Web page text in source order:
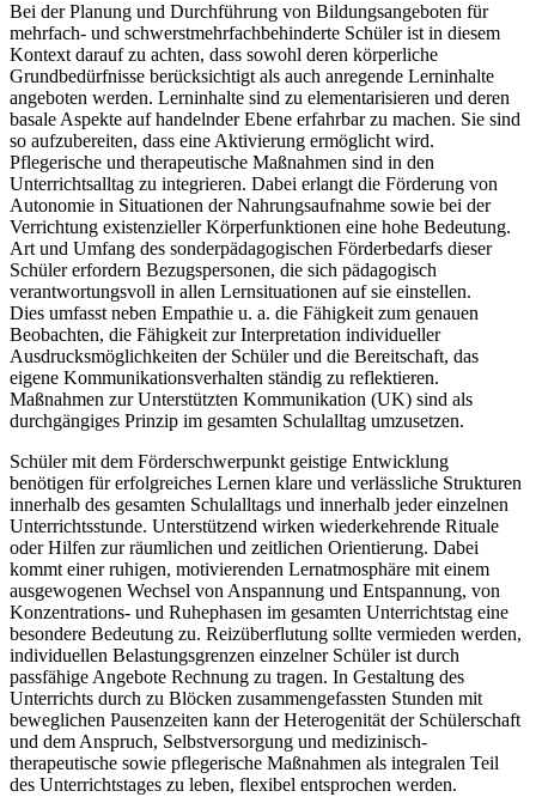
Bei der Planung und Durchführung von Bildungsangeboten für
mehrfach- und schwerstmehrfachbehinderte Schüler ist in diesem
Kontext darauf zu achten, dass sowohl deren körperliche
Grundbedürfnisse berücksichtigt als auch anregende Lerninhalte
angeboten werden. Lerninhalte sind zu elementarisieren und deren
basale Aspekte auf handelnder Ebene erfahrbar zu machen. Sie sind
so aufzubereiten, dass eine Aktivierung ermöglicht wird.
Pflegerische und therapeutische Maßnahmen sind in den
Unterrichtsalltag zu integrieren. Dabei erlangt die Förderung von
Autonomie in Situationen der Nahrungsaufnahme sowie bei der
Verrichtung existenzieller Körperfunktionen eine hohe Bedeutung.
Art und Umfang des sonderpädagogischen Förderbedarfs dieser
Schüler erfordern Bezugspersonen, die sich pädagogisch
verantwortungsvoll in allen Lernsituationen auf sie einstellen.
Dies umfasst neben Empathie u. a. die Fähigkeit zum genauen
Beobachten, die Fähigkeit zur Interpretation individueller
Ausdrucksmöglichkeiten der Schüler und die Bereitschaft, das
eigene Kommunikationsverhalten ständig zu reflektieren.
Maßnahmen zur Unterstützten Kommunikation (UK) sind als
durchgängiges Prinzip im gesamten Schulalltag umzusetzen.
Schüler mit dem Förderschwerpunkt geistige Entwicklung
benötigen für erfolgreiches Lernen klare und verlässliche Strukturen
innerhalb des gesamten Schulalltags und innerhalb jeder einzelnen
Unterrichtsstunde. Unterstützend wirken wiederkehrende Rituale
oder Hilfen zur räumlichen und zeitlichen Orientierung. Dabei
kommt einer ruhigen, motivierenden Lernatmosphäre mit einem
ausgewogenen Wechsel von Anspannung und Entspannung, von
Konzentrations- und Ruhephasen im gesamten Unterrichtstag eine
besondere Bedeutung zu. Reizüberflutung sollte vermieden werden,
individuellen Belastungsgrenzen einzelner Schüler ist durch
passfähige Angebote Rechnung zu tragen. In Gestaltung des
Unterrichts durch zu Blöcken zusammengefassten Stunden mit
beweglichen Pausenzeiten kann der Heterogenität der Schülerschaft
und dem Anspruch, Selbstversorgung und medizinisch-
therapeutische sowie pflegerische Maßnahmen als integralen Teil
des Unterrichtstages zu leben, flexibel entsprochen werden.